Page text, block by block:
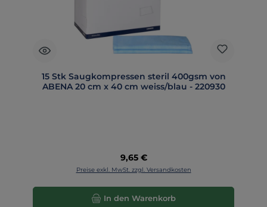
15 Stk Saugkompressen steril 400gsm von
ABENA 20 cm x 40 cm weiss/blau - 220930
Regulärer Preis:
9,65 €
Preise exkl. MwSt. zzgl. Versandkosten
In den Warenkorb